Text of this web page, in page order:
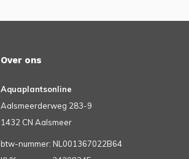
Over ons
Aquaplantsonline
Aalsmeerderweg 283-9
1432 CN Aalsmeer
btw-nummer: NL001367022B64